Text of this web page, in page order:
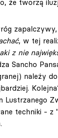
że tworzą
, w tej
z nie
Sancho
należy
Lustrzanego
techniki - z